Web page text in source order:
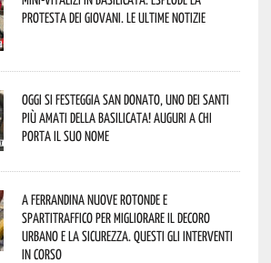
protesta dei giovani. Le ultime notizie
Oggi si festeggia San Donato, uno dei Santi
più amati della Basilicata! Auguri a chi
porta il suo nome
A Ferrandina nuove rotonde e
spartitraffico per migliorare il decoro
urbano e la sicurezza. Questi gli interventi
in corso